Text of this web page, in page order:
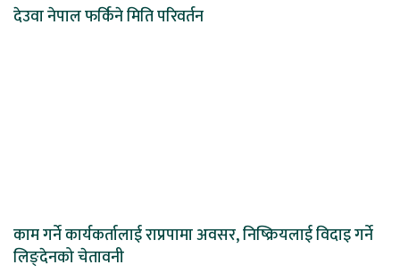
देउवा नेपाल फर्किने मिति परिवर्तन
काम गर्ने कार्यकर्तालाई राप्रपामा अवसर, निष्क्रियलाई विदाइ गर्ने
लिङ्देनको चेतावनी